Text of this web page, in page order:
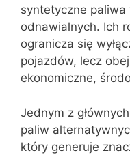
syntetyczne
odnawialnych. Ich
ogranicza się
pojazdów, lecz
ekonomiczne,
Jednym z
paliw
który generuje